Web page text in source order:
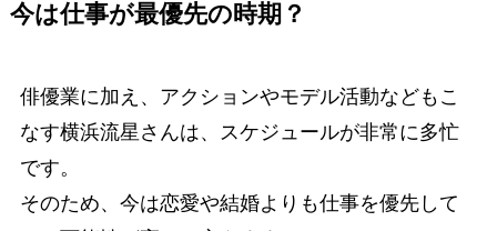
今は仕事が最優先の時期？
俳優業に加え、アクションやモデル活動などもこ
なす横浜流星さんは、スケジュールが非常に多忙
です。
そのため、今は恋愛や結婚よりも仕事を優先して